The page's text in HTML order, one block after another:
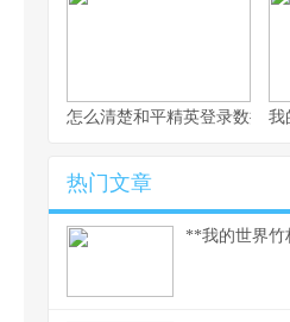
怎么清楚和平精英登录数据，
我
热门文章
**我的世界竹